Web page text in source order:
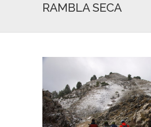
RAMBLA SECA